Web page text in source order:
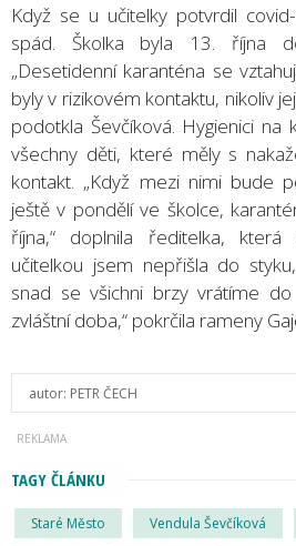
Když se u učitelky potvrdil
spád. Školka byla 13. října
„Desetidenní karanténa se
byly v rizikovém kontaktu, nikoliv
podotkla Ševčíková. Hygienici na
všechny děti, které měly s
kontakt. „Když mezi nimi bude
ještě v pondělí ve školce,
října,“ doplnila ředitelka,
učitelkou jsem nepřišla do
snad se všichni brzy vrátíme
zvláštní doba,“ pokrčila rameny
autor: PETR ČECH
TAGY ČLÁNKU
Staré Město Vendula Ševčíková